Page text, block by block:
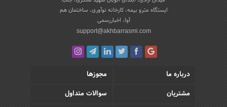
ایستگاه مترو بیمه، کارخانه نوآوری، ساختمان هم
آوا، اخباررسمی
support@akhbarrasmi.com
درباره ما
مجوزها
مشتریان
سوالات متداول